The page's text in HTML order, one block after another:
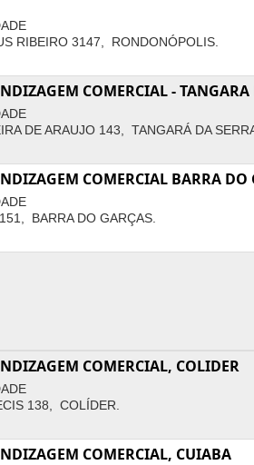
RIBEIRO 3147, RONDONÓPOLIS.
COMERCIAL - TANGARA
DE ARAUJO 143, TANGARÁ DA
COMERCIAL BARRA DO
BARRA DO GARÇAS.
COMERCIAL, COLIDER
138, COLÍDER.
COMERCIAL, CUIABA